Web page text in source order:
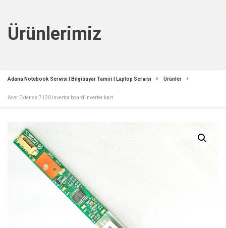
Ürünlerimiz
Adana Notebook Servisi | Bilgisayar Tamiri | Laptop Servisi Ürünler
Acer Extensa 7120 invertor board inverter kart